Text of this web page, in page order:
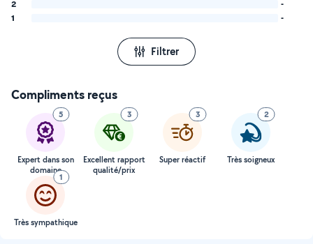
2
-
1
-
Filtrer
Compliments reçus
5
Expert dans son
domaine
3
Excellent rapport
qualité/prix
3
Super réactif
2
Très soigneux
1
Très sympathique